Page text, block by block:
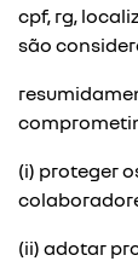
cpf, rg,
são
(i) proteger
(ii) adotar